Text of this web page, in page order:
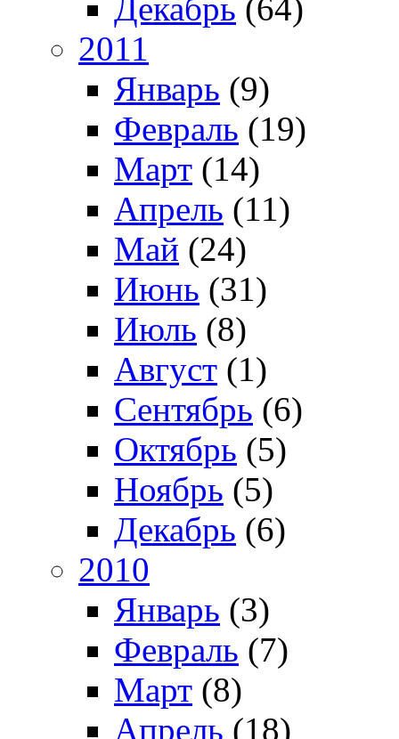
Декабрь (64)
2011
Январь (9)
Февраль (19)
Март (14)
Апрель (11)
Май (24)
Июнь (31)
Июль (8)
Август (1)
Сентябрь (6)
Октябрь (5)
Ноябрь (5)
Декабрь (6)
2010
Январь (3)
Февраль (7)
Март (8)
Апрель (18)